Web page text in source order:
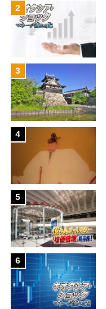
2
3
4
5
6